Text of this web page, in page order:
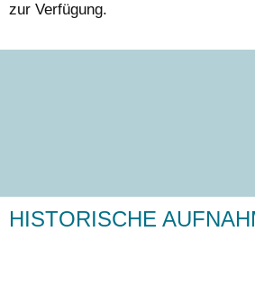
zur Verfügung.
HISTORISCHE